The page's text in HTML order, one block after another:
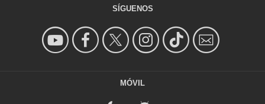
SÍGUENOS
MÓVIL